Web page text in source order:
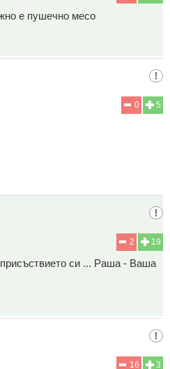
е пушечно месо
5
0
19
2
си ... Раша - Ваша
3
16